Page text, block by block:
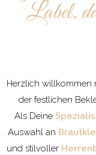
Label,
Herzlich willkommen
der festlichen
Als Deine
Auswahl an
und stilvoller